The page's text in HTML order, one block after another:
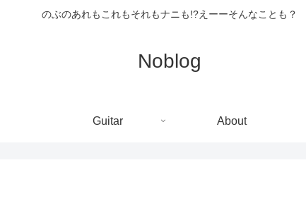
のぶのあれもこれもそれもナニも!?えーーそんなことも？
Noblog
Guitar About